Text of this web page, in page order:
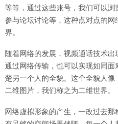
等等，通过这些账号，我们可以浏
参与论坛讨论等，这种点对点的
界。
随着网络的发展，视频通话技术出
通过网络传输，也可以实现如同
楚另一个人的全貌。这个全貌人
二维图片，我们称之为二维世界。
网络虚拟形象的产生，一改过去那